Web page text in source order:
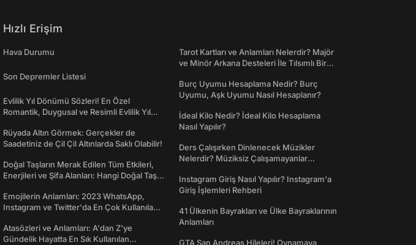
Hızlı Erişim
Hava Durumu
Son Depremler Listesi
Evlilik Yıl Dönümü Sözleri! En Özel
Romantik, Duygusal ve Resimli Evlilik Yıl
Rüyada Altın Görmek: Gerçekler de
Saadetiniz de Çil Çil Altınlarda Saklı Olabilir!
Doğal Taşların Merak Edilen Tüm Etkileri,
Enerjileri ve Şifa Alanları: Hangi Doğal Taş
Emojilerin Anlamları: 2023 WhatsApp,
Instagram ve Twitter'da En Çok Kullanılan
Atasözleri ve Anlamları: A'dan Z'ye
Gündelik Hayatta En Sık Kullanılan
Tarot Kartları ve Anlamları Nelerdir? Majör
ve Minör Arkana Desteleri İle Tılsımlı Bir
Burç Uyumu Hesaplama Nedir? Burç
Uyumu, Aşk Uyumu Nasıl Hesaplanır?
İdeal Kilo Nedir? İdeal Kilo Hesaplama
Nasıl Yapılır?
Ders Çalışırken Dinlenecek Müzikler
Nelerdir? Müziksiz Çalışamayanlar
Instagram Giriş Nasıl Yapılır? Instagram'a
Giriş İşlemleri Rehberi
41 Ülkenin Bayrakları ve Ülke Bayraklarının
Anlamları
GTA San Andreas Hileleri! Oynamaya